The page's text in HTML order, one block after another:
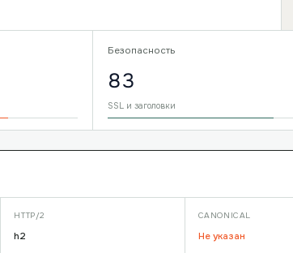
Безопасность
83
SSL и заголовки
HTTP/2
h2
CANONICAL
Не указан